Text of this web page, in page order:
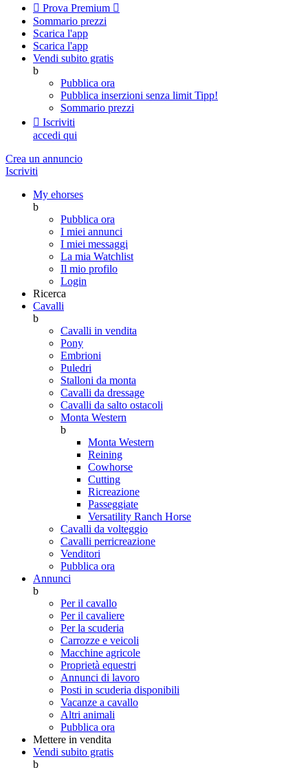
 Prova Premium 
Sommario prezzi
Scarica l'app
Scarica l'app
Vendi subito gratis
b
Pubblica ora
Pubblica inserzioni senza limit Tipp!
Sommario prezzi
 Iscriviti
accedi qui
Crea un annuncio
Iscriviti
My ehorses
b
Pubblica ora
I miei annunci
I miei messaggi
La mia Watchlist
Il mio profilo
Login
Ricerca
Cavalli
b
Cavalli in vendita
Pony
Embrioni
Puledri
Stalloni da monta
Cavalli da dressage
Cavalli da salto ostacoli
Monta Western
b
Monta Western
Reining
Cowhorse
Cutting
Ricreazione
Passeggiate
Versatility Ranch Horse
Cavalli da volteggio
Cavalli perricreazione
Venditori
Pubblica ora
Annunci
b
Per il cavallo
Per il cavaliere
Per la scuderia
Carrozze e veicoli
Macchine agricole
Proprietà equestri
Annunci di lavoro
Posti in scuderia disponibili
Vacanze a cavallo
Altri animali
Pubblica ora
Mettere in vendita
Vendi subito gratis
b